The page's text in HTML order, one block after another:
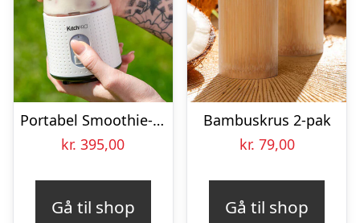
Portabel Smoothie-blender – KitchPro
kr. 395,00
Gå til shop
Bambuskrus 2-pak
kr. 79,00
Gå til shop